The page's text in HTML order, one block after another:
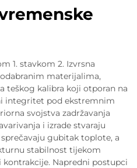
1. stavkom 2. Izvrsna
materijalima,
teškog kalibra koji otporan na
integritet pod ekstremnim
svojstva zadržavanja
i izrade stvaraju
gubitak toplote, a
stabilnost tijekom
Napredni postupci